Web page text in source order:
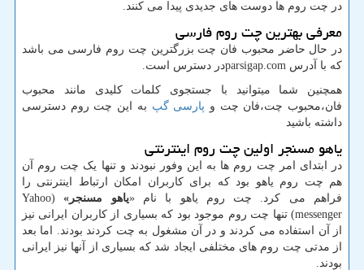
در چت روم ها دوست های جدیدی پیدا می کنند
معرفی بهترین چت روم فارسی
در حال حاضر محبوب فان چت بزرگترین چت روم فارسی می باشد
که با آدرس parsigap.comدر دسترس است.
همچنین شما میتوانید با جستجوی کلمات کلیدی مانند محبوب
فان،محبوب چت،فان چت و پارسی گپ به این چت روم دسترسی
داشته باشید
یاهو مسنجر اولین چت روم اینترنتی
در ابتدای امر چت روم ها به این وفور نبودند و تنها یک چت روم آن
هم چت روم یاهو بود که برای کاربران امکان ارتباط اینترنتی را
فراهم می کرد. چت روم یاهو با نام «یاهو مسنجر»
(Yahoo
messenger) تنها چت روم موجود بود که بسیاری از کاربران ایرانی نیز
از آن استفاده می کردند و در آن مشغول به چت کردند بودند. اما بعد
از مدتی چت روم های مختلفی ایجاد شد که بسیاری از آنها نیز ایرانی
بودند.